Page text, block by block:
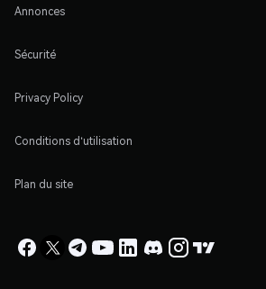
Annonces
Sécurité
Privacy Policy
Conditions d'utilisation
Plan du site